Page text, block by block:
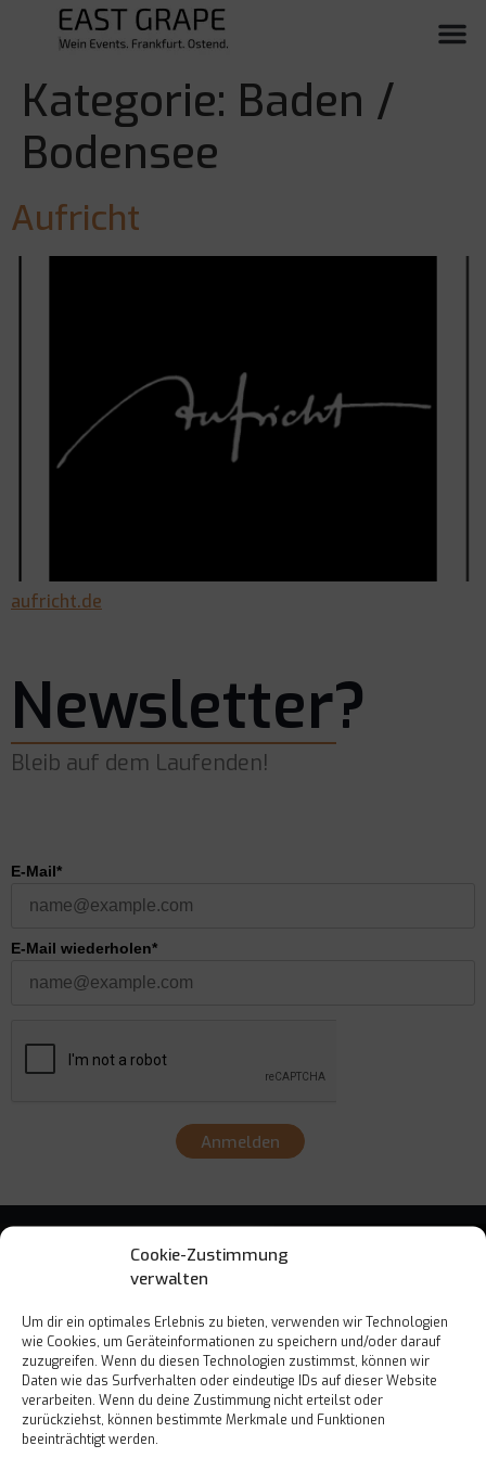
Cookie-Zustimmung
verwalten
Um dir ein optimales Erlebnis zu bieten, verwenden wir Technologien
wie Cookies, um Geräteinformationen zu speichern und/oder darauf
zuzugreifen. Wenn du diesen Technologien zustimmst, können wir
Daten wie das Surfverhalten oder eindeutige IDs auf dieser Website
verarbeiten. Wenn du deine Zustimmung nicht erteilst oder
zurückziehst, können bestimmte Merkmale und Funktionen
beeinträchtigt werden.
Kategorie: Baden /
Bodensee
Aufricht
aufricht.de
Newsletter?
Bleib auf dem Laufenden!
E-Mail*
E-Mail wiederholen*
Anmelden
Est. 2017